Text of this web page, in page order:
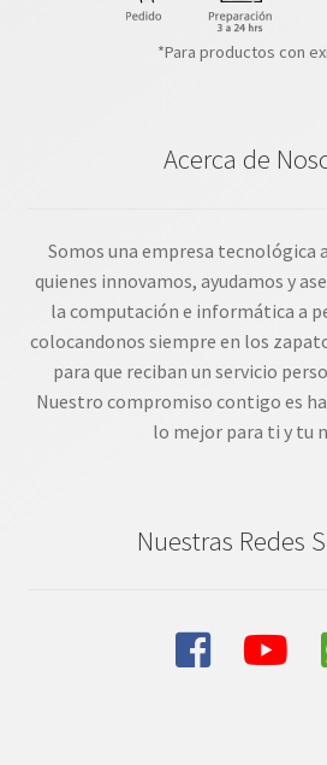
*Para productos con
Acerca de
Somos una empresa tecnológica
quienes innovamos, ayudamos y
la computación e informática a
colocandonos siempre en los
para que reciban un servicio
Nuestro compromiso contigo es
lo mejor para ti y tu
Nuestras Redes